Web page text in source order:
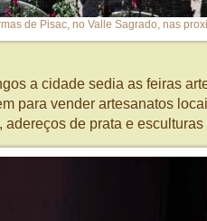
de Pisac, no Valle Sagrado, nas
a cidade sedia as feiras
para vender artesanatos
de prata e esculturas